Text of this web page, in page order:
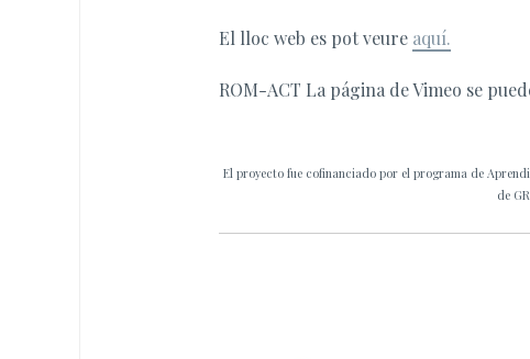
El lloc web es pot veure aquí.
ROM-ACT La página de Vimeo se
El proyecto fue cofinanciado por el programa de
de